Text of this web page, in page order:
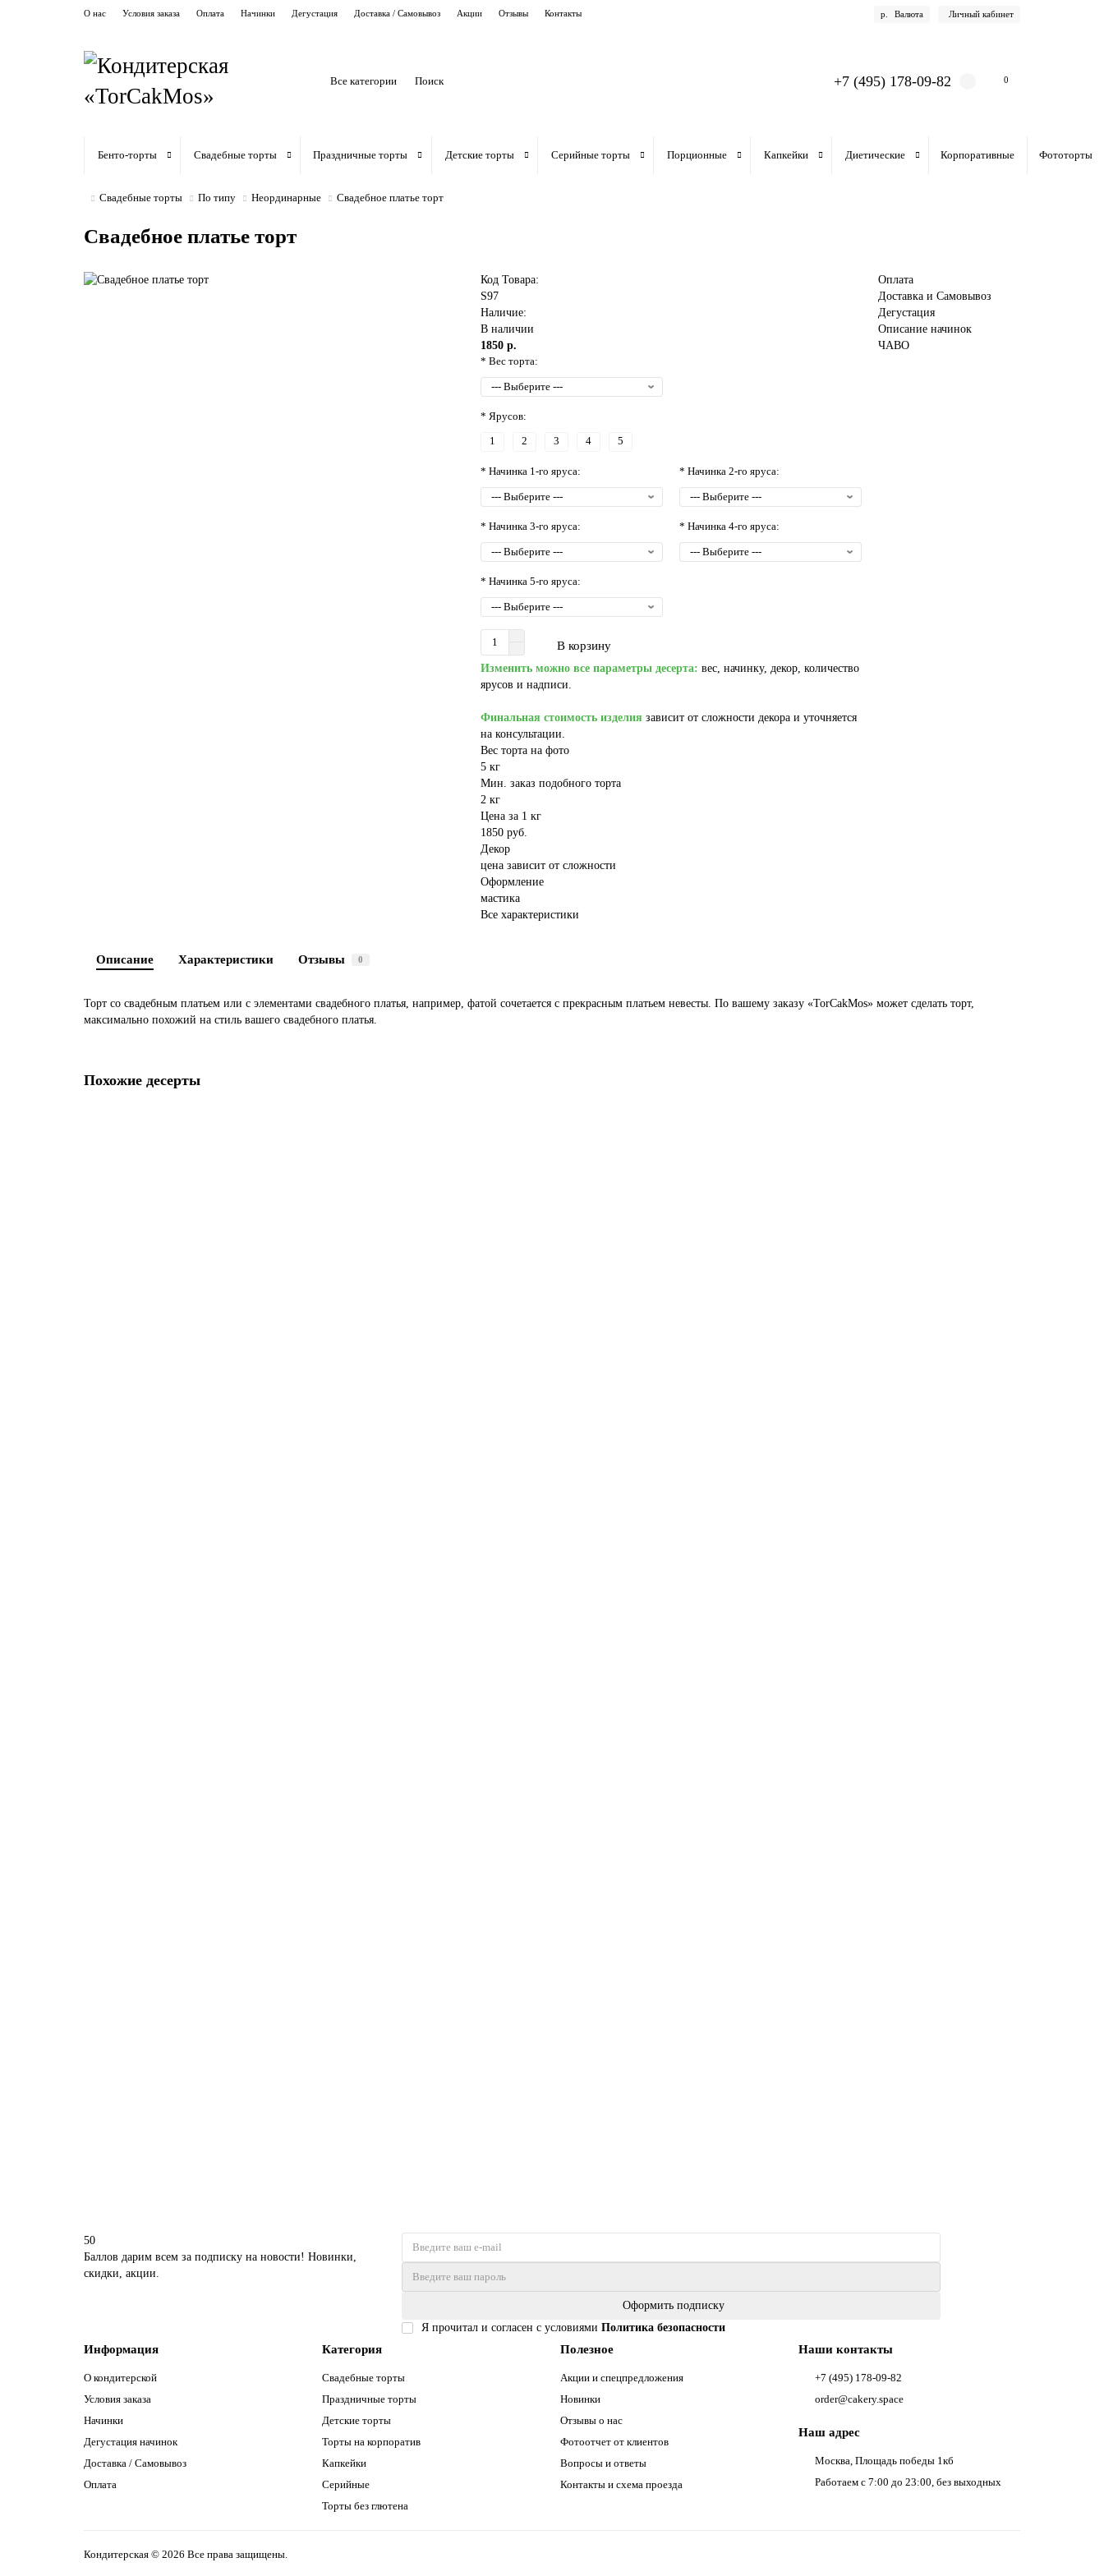
О нас Условия заказа Оплата Начинки Дегустация Доставка / Самовывоз Акции Отзывы Контакты р. Валюта Личный кабинет
Все категории +7 (495) 178-09-82 0
Бенто-торты Свадебные торты Праздничные торты Детские торты Серийные торты Порционные Капкейки Диетические Корпоративные Фототорты
Свадебные торты По типу Неординарные Свадебное платье торт
Свадебное платье торт
Код Товара:
S97
Наличие:
В наличии
1850 р.
* Вес торта:
* Ярусов:
1 2 3 4 5
* Начинка 1-го яруса: * Начинка 2-го яруса:
* Начинка 3-го яруса: * Начинка 4-го яруса:
* Начинка 5-го яруса:
В корзину
Изменить можно все параметры десерта: вес, начинку, декор, количество
ярусов и надписи.
Финальная стоимость изделия зависит от сложности декора и уточняется
на консультации.
Вес торта на фото
5 кг
Мин. заказ подобного торта
2 кг
Цена за 1 кг
1850 руб.
Декор
цена зависит от сложности
Оформление
мастика
Все характеристики
Оплата
Доставка и Самовывоз
Дегустация
Описание начинок
ЧАВО
Описание Характеристики Отзывы 0
Торт со свадебным платьем или с элементами свадебного платья, например, фатой сочетается с прекрасным платьем невесты. По вашему заказу «TorCakMos» может сделать торт,
максимально похожий на стиль вашего свадебного платья.
Похожие десерты
50
Баллов дарим всем за подписку на новости! Новинки,
скидки, акции.
Оформить подписку
Я прочитал и согласен с условиями Политика безопасности
Информация
О кондитерской
Условия заказа
Начинки
Дегустация начинок
Доставка / Самовывоз
Оплата
Категория
Свадебные торты
Праздничные торты
Детские торты
Торты на корпоратив
Капкейки
Серийные
Торты без глютена
Полезное
Акции и спецпредложения
Новинки
Отзывы о нас
Фотоотчет от клиентов
Вопросы и ответы
Контакты и схема проезда
Наши контакты
+7 (495) 178-09-82
order@cakery.space
Наш адрес
Москва, Площадь победы 1кб
Работаем с 7:00 до 23:00, без выходных
Кондитерская © 2026 Все права защищены.